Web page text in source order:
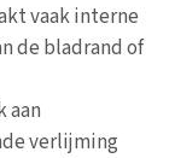
vaak interne
de bladrand of
aan
verlijming